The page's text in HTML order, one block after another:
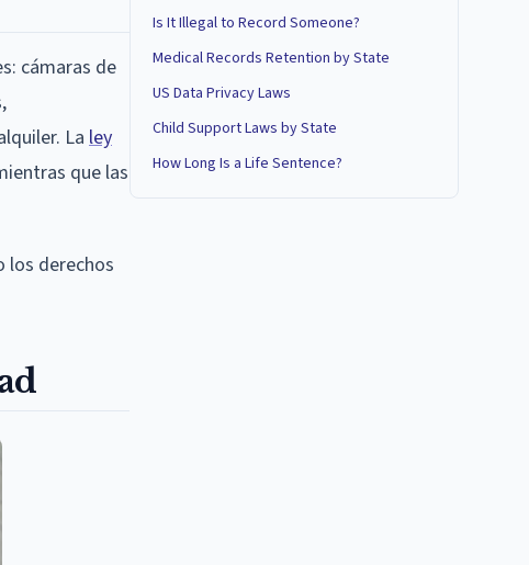
cámaras de
La ley
que las
los derechos
Is It Illegal to Record Someone?
Medical Records Retention by State
US Data Privacy Laws
Child Support Laws by State
How Long Is a Life Sentence?